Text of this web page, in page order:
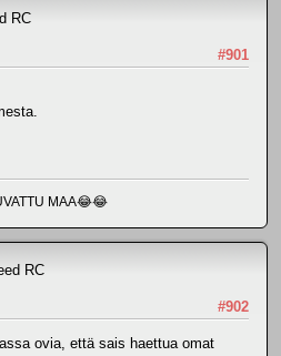
RC
#901
MAA😂😂
RC
#902
ovia, että sais haettua omat